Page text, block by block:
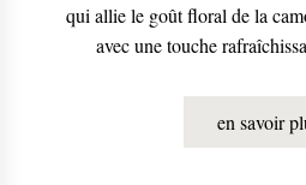
qui allie le goût floral de la
avec une touche
en savoir